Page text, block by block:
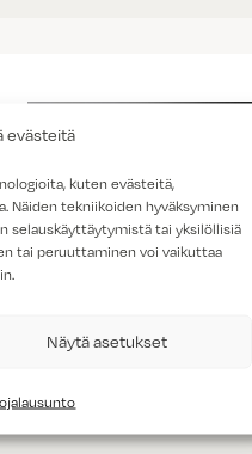
evästeitä
kuten evästeitä,
Näiden tekniikoiden hyväksyminen
selauskäyttäytymistä tai yksilöllisiä
tai peruuttaminen voi vaikuttaa
Näytä asetukset
HY108 musta